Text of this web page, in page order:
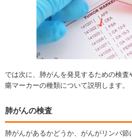
では次に、肺がんを発見するための検
瘍マーカーの種類について説明します。
肺がんの検査
肺がんがあるかどうか、がんがリンパ